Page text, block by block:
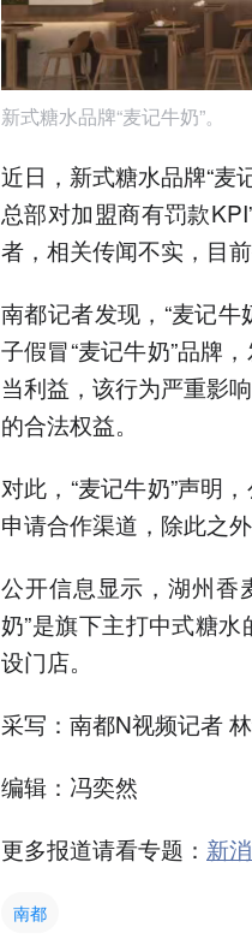
新式糖水品牌“麦记牛奶”。
近日，新式糖水品牌“麦
总部对加盟商有罚款
者，相关传闻不实，目
南都记者发现，“麦记
子假冒“麦记牛奶”品牌
当利益，该行为严重影
的合法权益。
对此，“麦记牛奶”声明
申请合作渠道，除此之
公开信息显示，湖州香
奶”是旗下主打中式糖
设门店。
采写：南都N视频记者
编辑：冯奕然
更多报道请看专题： 新
南都